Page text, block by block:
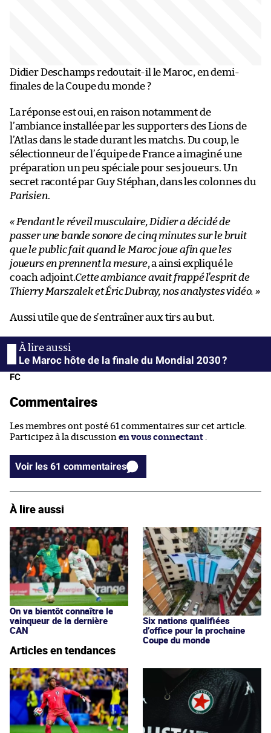
Didier Deschamps redoutait-il le Maroc, en demi-
finales de la Coupe du monde ?
La réponse est oui, en raison notamment de
l’ambiance installée par les supporters des Lions de
l’Atlas dans le stade durant les matchs. Du coup, le
sélectionneur de l’équipe de France a imaginé une
préparation un peu spéciale pour ses joueurs. Un
secret raconté par Guy Stéphan, dans les colonnes du
Parisien.
« Pendant le réveil musculaire, Didier a décidé de
passer une bande sonore de cinq minutes sur le bruit
que le public fait quand le Maroc joue afin que les
joueurs en prennent la mesure, a ainsi expliqué le
coach adjoint.Cette ambiance avait frappé l’esprit de
Thierry Marszalek et Éric Dubray, nos analystes vidéo. »
Aussi utile que de s’entraîner aux tirs au but.
Le Maroc hôte de la finale du Mondial 2030 ?
FC
Commentaires
Les membres ont posté 61 commentaires sur cet article.
Participez à la discussion en vous connectant
Voir les 61 commentaires
À lire aussi
On va bientôt connaître le
vainqueur de la dernière
CAN
Six nations qualifiées
d’office pour la prochaine
Coupe du monde
Articles en tendances